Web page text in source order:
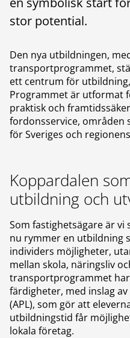
stor potential.
Den nya utbildningen,
transportprogrammet,
ett centrum för
Programmet är utformat
praktisk och
fordonsservice, områden
för Sveriges och
Koppardalen
utbildning och
Som fastighetsägare är
nu rymmer en utbildning
individers möjligheter,
mellan skola, näringsliv
transportprogrammet
färdigheter, med inslag
(APL), som gör att
utbildningstid får
lokala företag.